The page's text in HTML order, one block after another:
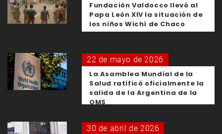
Fundación Valdocco llevó al
Papa León XIV la situación de
los niños Wichí de Chaco
22 de mayo de 2026
La Asamblea Mundial de la
Salud ratificó oficialmente la
salida de la Argentina de la
OMS
30 de abril de 2026